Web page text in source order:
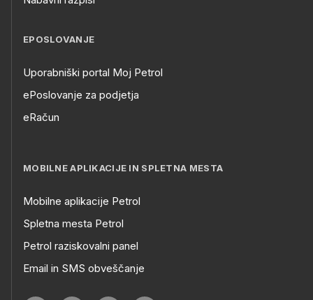
EPOSLOVANJE
Uporabniški portal Moj Petrol
ePoslovanje za podjetja
eRačun
MOBILNE APLIKACIJE IN SPLETNA MESTA
Mobilne aplikacije Petrol
Spletna mesta Petrol
Petrol raziskovalni panel
Email in SMS obveščanje